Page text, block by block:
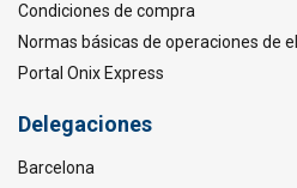
Condiciones de compra
Normas básicas de operaciones de
Portal Onix Express
Delegaciones
Barcelona
Cookies
estrictamente
necesarias